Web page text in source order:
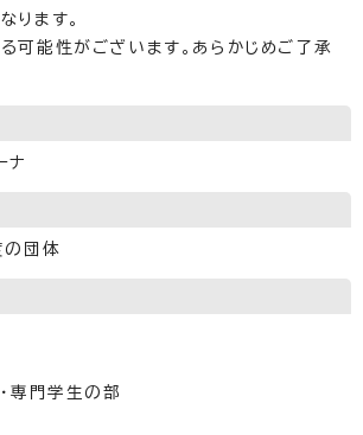
ります。
可能性がございます。あらかじめご了承
ナ
団体
専門学生の部